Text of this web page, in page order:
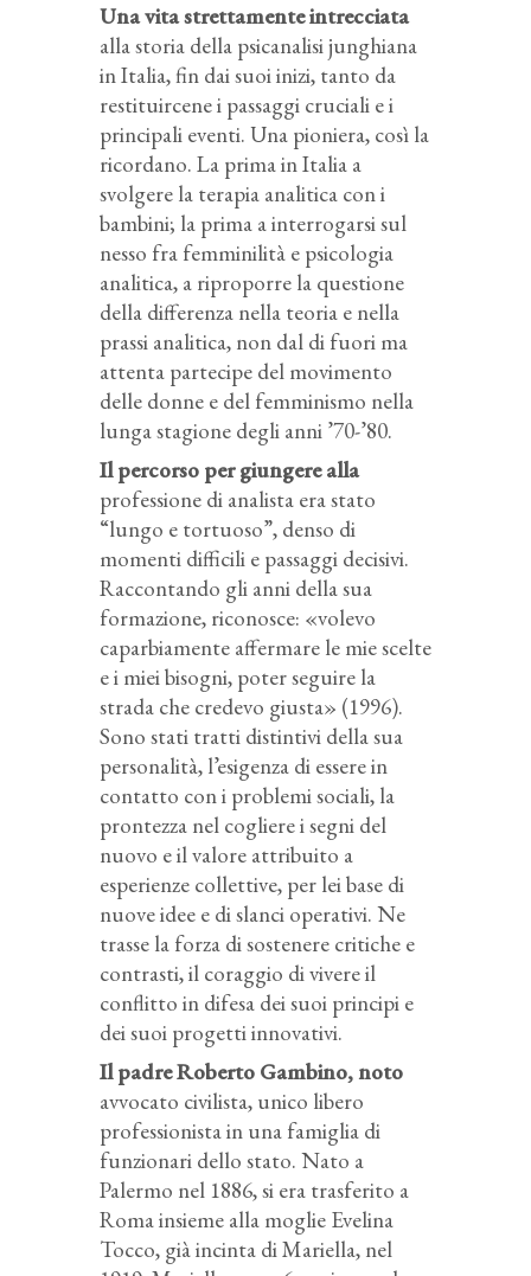
Una vita strettamente intrecciata
alla storia della psicanalisi junghiana
in Italia, fin dai suoi inizi, tanto da
restituircene i passaggi cruciali e i
principali eventi. Una pioniera, così la
ricordano. La prima in Italia a
svolgere la terapia analitica con i
bambini; la prima a interrogarsi sul
nesso fra femminilità e psicologia
analitica, a riproporre la questione
della differenza nella teoria e nella
prassi analitica, non dal di fuori ma
attenta partecipe del movimento
delle donne e del femminismo nella
lunga stagione degli anni ’70-’80.
Il percorso per giungere alla
professione di analista era stato
“lungo e tortuoso”, denso di
momenti difficili e passaggi decisivi.
Raccontando gli anni della sua
formazione, riconosce: «volevo
caparbiamente affermare le mie scelte
e i miei bisogni, poter seguire la
strada che credevo giusta» (1996).
Sono stati tratti distintivi della sua
personalità, l’esigenza di essere in
contatto con i problemi sociali, la
prontezza nel cogliere i segni del
nuovo e il valore attribuito a
esperienze collettive, per lei base di
nuove idee e di slanci operativi. Ne
trasse la forza di sostenere critiche e
contrasti, il coraggio di vivere il
conflitto in difesa dei suoi principi e
dei suoi progetti innovativi.
Il padre Roberto Gambino, noto
avvocato civilista, unico libero
professionista in una famiglia di
funzionari dello stato. Nato a
Palermo nel 1886, si era trasferito a
Roma insieme alla moglie Evelina
Tocco, già incinta di Mariella, nel